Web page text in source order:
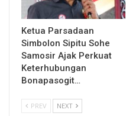
Ketua Parsadaan
Simbolon Sipitu Sohe
Samosir Ajak Perkuat
Keterhubungan
Bonapasogit…
PREV NEXT